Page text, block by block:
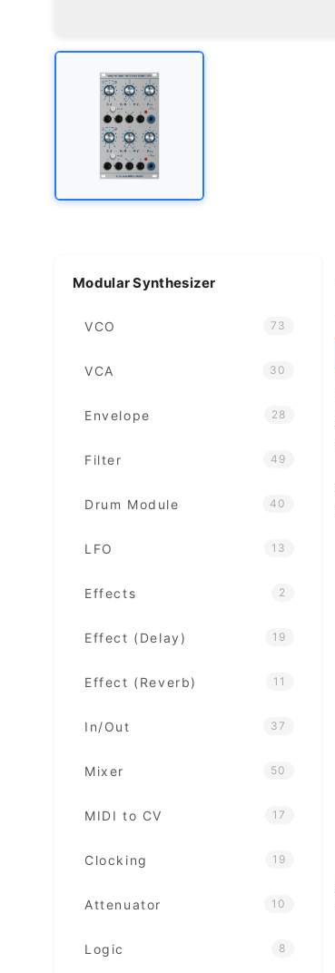
Modular Synthesizer
VCO 73
VCA 30
Envelope 28
Filter 49
Drum Module 40
LFO 13
Effects 2
Effect (Delay) 19
Effect (Reverb) 11
In/Out 37
Mixer 50
MIDI to CV 17
Clocking 19
Attenuator 10
Logic 8